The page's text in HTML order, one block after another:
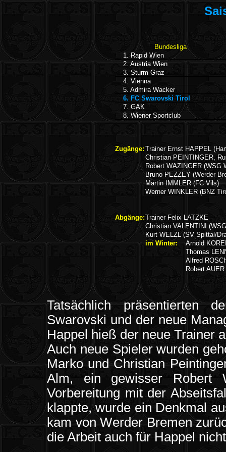
Bundesliga
1. Rapid Wien
2. Austria Wien
3. Sturm Graz
4. Vienna
5. Admira Wacker
6. FC Swarovski Tirol
7. GAK
8. Wiener Sportclub
Zugänge: Trainer Ernst HAPPEL
Christian PEINTINGER,
Robert WAZINGER (WSG
Bruno PEZZEY (Werder
Martin IMMLER (FC Vils)
Werner WINKLER (BNZ
Abgänge:Trainer Felix LATZKE
Christian VALENTINI
Kurt WELZL (SV Spittal/
im Winter:
Arnold
Thomas
Alfred
Robert
Tatsächlich präsentierten
Swarovski und der neue
Happel hieß der neue Trainer
Auch neue Spieler wurden
Marko und Christian
Alm, ein gewisser Robert
Vorbereitung mit der
klappte, wurde ein Denkmal
kam von Werder Bremen
die Arbeit auch für Happel